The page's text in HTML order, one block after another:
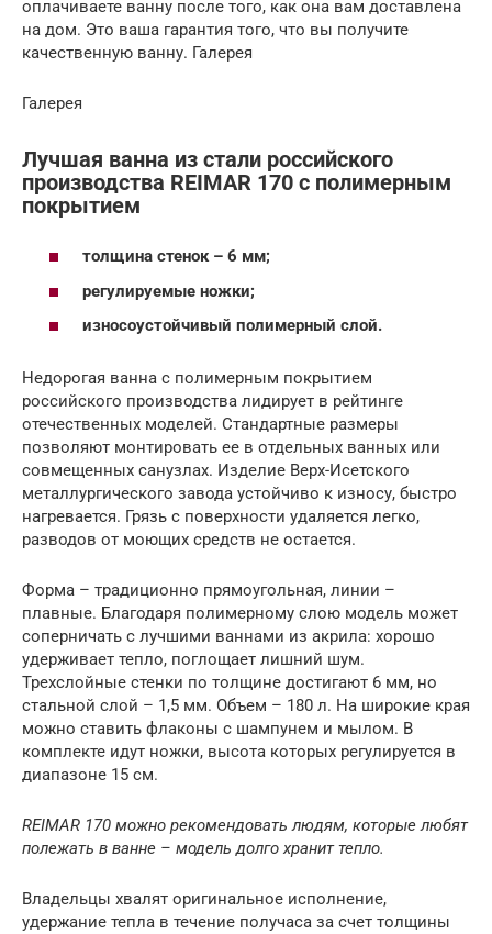
оплачиваете ванну после того, как она вам доставлена
на дом. Это ваша гарантия того, что вы получите
качественную ванну. Галерея
Галерея
Лучшая ванна из стали российского
производства REIMAR 170 с полимерным
покрытием
толщина стенок – 6 мм;
регулируемые ножки;
износоустойчивый полимерный слой.
Недорогая ванна с полимерным покрытием
российского производства лидирует в рейтинге
отечественных моделей. Стандартные размеры
позволяют монтировать ее в отдельных ванных или
совмещенных санузлах. Изделие Верх-Исетского
металлургического завода устойчиво к износу, быстро
нагревается. Грязь с поверхности удаляется легко,
разводов от моющих средств не остается.
Форма – традиционно прямоугольная, линии –
плавные. Благодаря полимерному слою модель может
соперничать с лучшими ваннами из акрила: хорошо
удерживает тепло, поглощает лишний шум.
Трехслойные стенки по толщине достигают 6 мм, но
стальной слой – 1,5 мм. Объем – 180 л. На широкие края
можно ставить флаконы с шампунем и мылом. В
комплекте идут ножки, высота которых регулируется в
диапазоне 15 см.
REIMAR 170 можно рекомендовать людям, которые любят
полежать в ванне – модель долго хранит тепло.
Владельцы хвалят оригинальное исполнение,
удержание тепла в течение получаса за счет толщины